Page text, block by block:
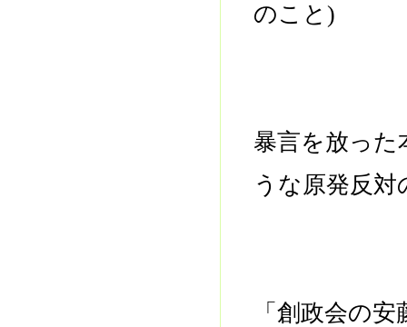
のこと)
暴言を放った
うな原発反
「創政会の